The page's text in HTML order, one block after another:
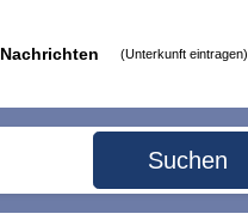
Nachrichten (Unterkunft eintragen)
Suchen